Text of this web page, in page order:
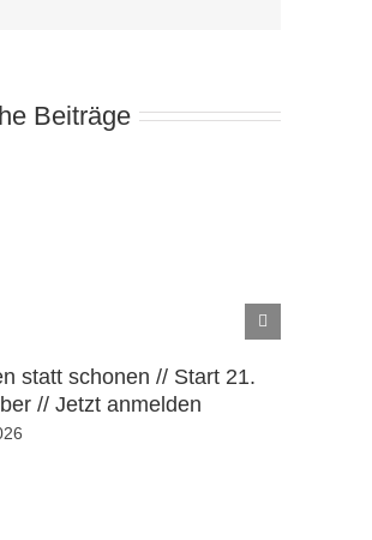
Beiträge
statt schonen // Start 21.
// Jetzt anmelden